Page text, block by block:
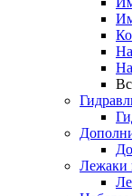
Лежаки